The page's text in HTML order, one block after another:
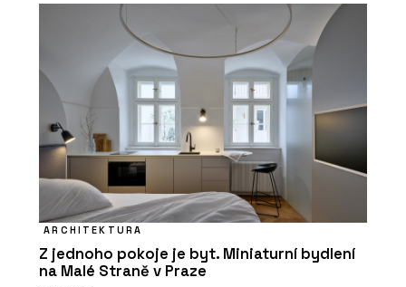
ARCHITEKTURA
Z jednoho pokoje je byt. Miniaturní bydlení
na Malé Straně v Praze